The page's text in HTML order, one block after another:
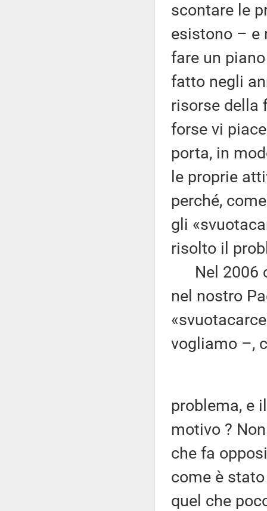
scontare le
esistono – e
fare un
fatto negli
risorse della
forse vi
porta, in
le proprie
perché,
gli
risolto il
Nel 2006
nel nostro
vogliamo –,
problema, e
motivo ?
che fa
come è
quel che